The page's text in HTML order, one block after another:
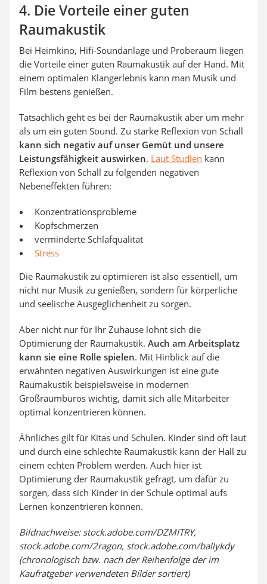
4. Die Vorteile einer guten
Raumakustik
Bei Heimkino, Hifi-Soundanlage und Proberaum liegen
die Vorteile einer guten Raumakustik auf der Hand. Mit
einem optimalen Klangerlebnis kann man Musik und
Film bestens genießen.
Tatsächlich geht es bei der Raumakustik aber um mehr
als um ein guten Sound. Zu starke Reflexion von Schall
kann sich negativ auf unser Gemüt und unsere
Leistungsfähigkeit auswirken. Laut Studien kann
Reflexion von Schall zu folgenden negativen
Nebeneffekten führen:
Konzentrationsprobleme
Kopfschmerzen
verminderte Schlafqualität
Stress
Die Raumakustik zu optimieren ist also essentiell, um
nicht nur Musik zu genießen, sondern für körperliche
und seelische Ausgeglichenheit zu sorgen.
Aber nicht nur für Ihr Zuhause lohnt sich die
Optimierung der Raumakustik. Auch am Arbeitsplatz
kann sie eine Rolle spielen. Mit Hinblick auf die
erwähnten negativen Auswirkungen ist eine gute
Raumakustik beispielsweise in modernen
Großraumbüros wichtig, damit sich alle Mitarbeiter
optimal konzentrieren können.
Ähnliches gilt für Kitas und Schulen. Kinder sind oft laut
und durch eine schlechte Raumakustik kann der Hall zu
einem echten Problem werden. Auch hier ist
Optimierung der Raumakustik gefragt, um dafür zu
sorgen, dass sich Kinder in der Schule optimal aufs
Lernen konzentrieren können.
Bildnachweise: stock.adobe.com/DZMITRY,
stock.adobe.com/2ragon, stock.adobe.com/ballykdy
(chronologisch bzw. nach der Reihenfolge der im
Kaufratgeber verwendeten Bilder sortiert)